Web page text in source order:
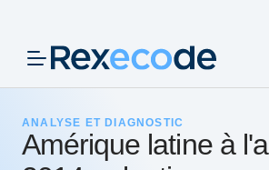
ANALYSE ET DIAGNOSTIC
Amérique latine à